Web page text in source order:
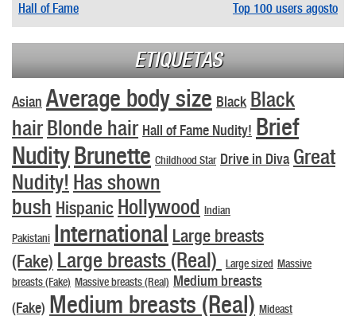
Hall of Fame Top 100 users agosto
ETIQUETAS
Asian Average body size Black Black
hairBlonde hair Hall of Fame Nudity! Brief
NudityBrunette Childhood Star Drive in Diva Great
Nudity! Has shown
bush Hispanic Hollywood Indian
Pakistani International Large breasts
(Fake) Large breasts (Real) Large sized Massive
breasts (Fake) Massive breasts (Real) Medium breasts
(Fake) Medium breasts (Real) Mideast